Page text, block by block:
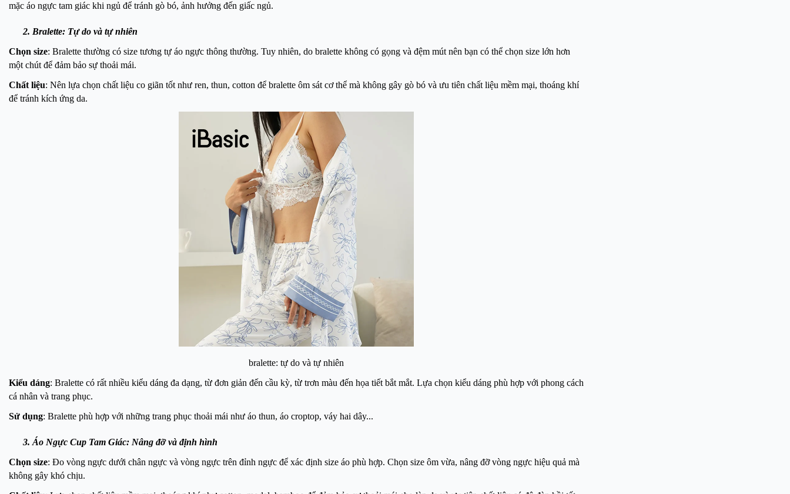
mặc áo ngực tam giác khi ngủ để tránh gò bó, ảnh hưởng đến giấc ngủ.
2. Bralette: Tự do và tự nhiên
Chọn size: Bralette thường có size tương tự áo ngực thông thường. Tuy nhiên, do bralette không có gọng và đệm mút nên bạn có thể chọn size lớn hơn
một chút để đảm bảo sự thoải mái.
Chất liệu: Nên lựa chọn chất liệu co giãn tốt như ren, thun, cotton để bralette ôm sát cơ thể mà không gây gò bó và ưu tiên chất liệu mềm mại, thoáng khí
để tránh kích ứng da.
bralette: tự do và tự nhiên
Kiểu dáng: Bralette có rất nhiều kiểu dáng đa dạng, từ đơn giản đến cầu kỳ, từ trơn màu đến họa tiết bắt mắt. Lựa chọn kiểu dáng phù hợp với phong cách
cá nhân và trang phục.
Sử dụng: Bralette phù hợp với những trang phục thoải mái như áo thun, áo croptop, váy hai dây...
3. Áo Ngực Cup Tam Giác: Nâng đỡ và định hình
Chọn size: Đo vòng ngực dưới chân ngực và vòng ngực trên đỉnh ngực để xác định size áo phù hợp. Chọn size ôm vừa, nâng đỡ vòng ngực hiệu quả mà
không gây khó chịu.